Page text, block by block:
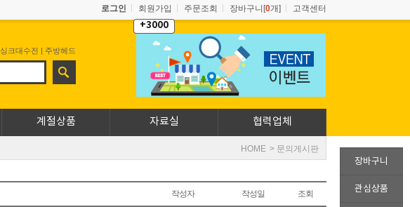
장바구니
관심상품
+3000
로그인 회원가입 주문조회 장바구니[0개] 고객센터
싱크대수전 | 주방헤드
계절상품 자료실 협력업체
HOME > 문의게시판
작성자 작성일 조회